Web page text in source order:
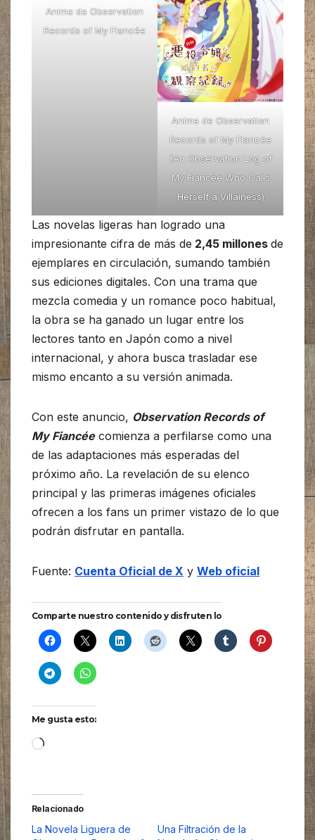
Anime de Observation
Records of My Fiancée
Anime de Observation
Records of My Fiancée
(An Observation Log of
My Fiancée Who Calls
Herself a Villainess)
Las novelas ligeras han logrado una
impresionante cifra de más de 2,45 millones de
ejemplares en circulación, sumando también
sus ediciones digitales. Con una trama que
mezcla comedia y un romance poco habitual,
la obra se ha ganado un lugar entre los
lectores tanto en Japón como a nivel
internacional, y ahora busca trasladar ese
mismo encanto a su versión animada.
Con este anuncio, Observation Records of
My Fiancéecomienza a perfilarse como una
de las adaptaciones más esperadas del
próximo año. La revelación de su elenco
principal y las primeras imágenes oficiales
ofrecen a los fans un primer vistazo de lo que
podrán disfrutar en pantalla.
Fuente: Cuenta Oficial de X y Web oficial
Comparte nuestro contenido y disfruten lo
Me gusta esto:
Cargando...
Relacionado
La Novela Liguera de
Una Filtración de la